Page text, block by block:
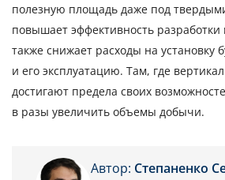
полезную площадь даже под
повышает эффективность
также снижает расходы на установку
и его эксплуатацию. Там, где
достигают предела своих
в разы увеличить объемы добычи.
Автор: Степаненко